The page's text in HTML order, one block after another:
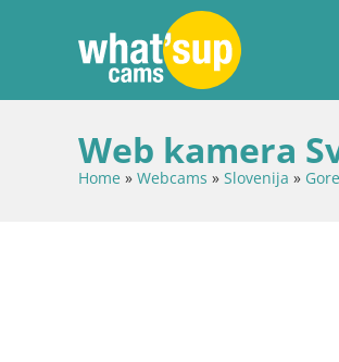
Web kamera
Home » Webcams » Slovenija »